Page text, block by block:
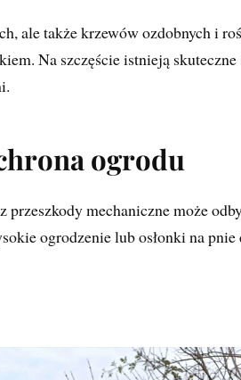
ale także krzewów ozdobnych i
Na szczęście istnieją skuteczne
ogrodu
przeszkody mechaniczne może
ogrodzenie lub osłonki na pnie